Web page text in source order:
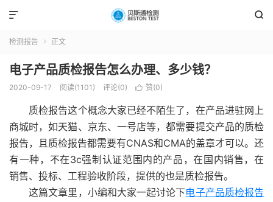


检测报告  正文
电子产品质检报告怎么办理、多少钱？
2020-09-17 阅读(1101) 评论(0)  赞(0)
质检报告这个概念大家已经不陌生了，在产品进驻网上
商城时，如天猫、京东、一号店等，都需要提交产品的质检
报告，且质检报告都需要有CNAS和CMA的盖章才可以。还
有一种，不在3c强制认证范围内的产品，在国内销售，在
销售、投标、工程验收阶段，提供的也是质检报告。
这篇文章里，小编和大家一起讨论下电子产品质检报告